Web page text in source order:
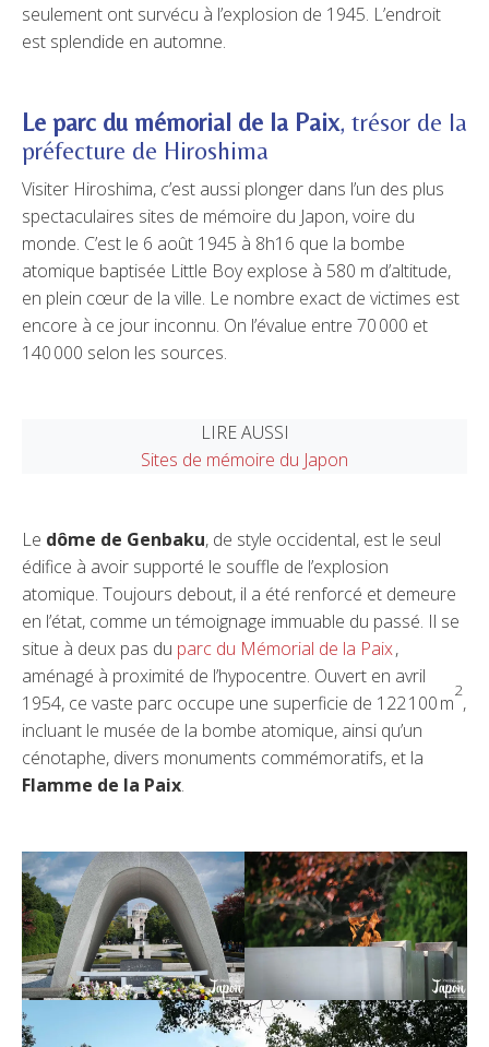
seulement ont survécu à l’explosion de 1945. L’endroit
est splendide en automne.
Le parc du mémorial de la Paix, trésor de la
préfecture de Hiroshima
Visiter Hiroshima, c’est aussi plonger dans l’un des plus
spectaculaires sites de mémoire du Japon, voire du
monde. C’est le 6 août 1945 à 8h16 que la bombe
atomique baptisée Little Boy explose à 580 m d’altitude,
en plein cœur de la ville. Le nombre exact de victimes est
encore à ce jour inconnu. On l’évalue entre 70 000 et
140 000 selon les sources.
LIRE AUSSI
Sites de mémoire du Japon
Le dôme de Genbaku, de style occidental, est le seul
édifice à avoir supporté le souffle de l’explosion
atomique. Toujours debout, il a été renforcé et demeure
en l’état, comme un témoignage immuable du passé. Il se
situe à deux pas du parc du Mémorial de la Paix,
aménagé à proximité de l’hypocentre. Ouvert en avril
1954, ce vaste parc occupe une superficie de 122 100 m
2
,
incluant le musée de la bombe atomique, ainsi qu’un
cénotaphe, divers monuments commémoratifs, et la
Flamme de la Paix.